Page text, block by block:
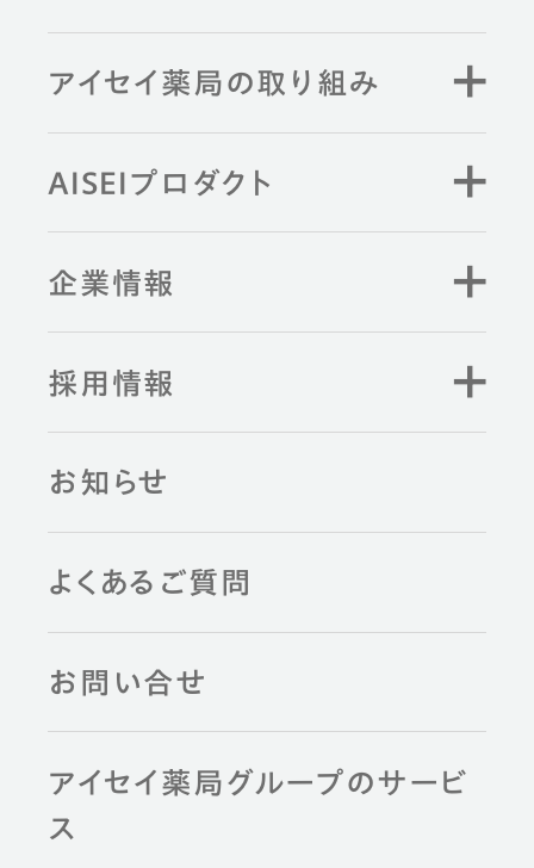
アイセイ薬局の取り組み
AISEIプロダクト
企業情報
採用情報
お知らせ
よくあるご質問
お問い合せ
アイセイ薬局グループのサービ
ス